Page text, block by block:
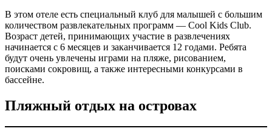
В этом отеле есть специальный клуб для малышей с большим
количеством развлекательных программ — Cool Kids Club.
Возраст детей, принимающих участие в развлечениях
начинается с 6 месяцев и заканчивается 12 годами. Ребята
будут очень увлечены играми на пляже, рисованием,
поисками сокровищ, а также интересными конкурсами в
бассейне.
Пляжный отдых на островах